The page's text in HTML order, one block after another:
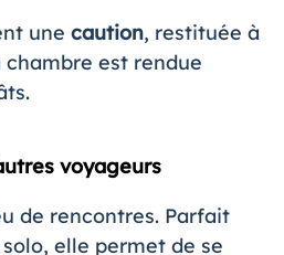
une caution, restituée à
est rendue
voyageurs
de rencontres. Parfait
elle permet de se